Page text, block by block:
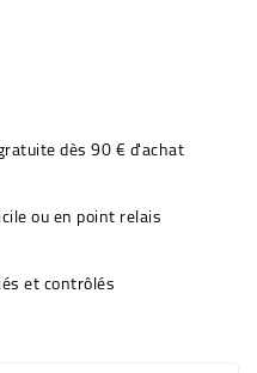
dès 90 € d'achat
ou en point relais
et contrôlés